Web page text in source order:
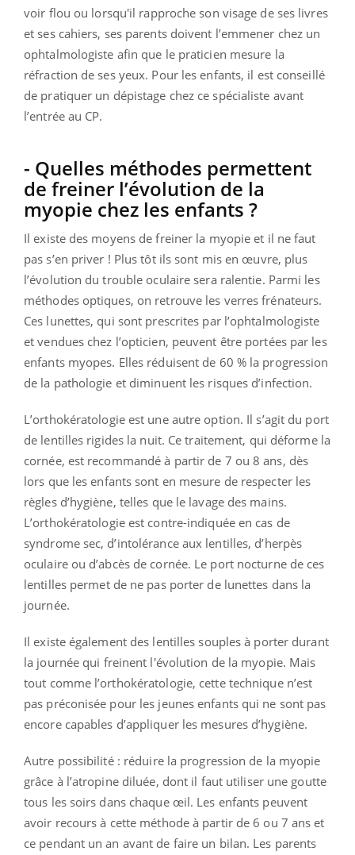
voir flou ou lorsqu'il rapproche son visage de ses livres
et ses cahiers, ses parents doivent l’emmener chez un
ophtalmologiste afin que le praticien mesure la
réfraction de ses yeux. Pour les enfants, il est conseillé
de pratiquer un dépistage chez ce spécialiste avant
l’entrée au CP.
- Quelles méthodes permettent
de freiner l’évolution de la
myopie chez les enfants ?
Il existe des moyens de freiner la myopie et il ne faut
pas s’en priver ! Plus tôt ils sont mis en œuvre, plus
l’évolution du trouble oculaire sera ralentie. Parmi les
méthodes optiques, on retrouve les verres frénateurs.
Ces lunettes, qui sont prescrites par l’ophtalmologiste
et vendues chez l’opticien, peuvent être portées par les
enfants myopes. Elles réduisent de 60 % la progression
de la pathologie et diminuent les risques d’infection.
L’orthokératologie est une autre option. Il s’agit du port
de lentilles rigides la nuit. Ce traitement, qui déforme la
cornée, est recommandé à partir de 7 ou 8 ans, dès
lors que les enfants sont en mesure de respecter les
règles d’hygiène, telles que le lavage des mains.
L’orthokératologie est contre-indiquée en cas de
syndrome sec, d’intolérance aux lentilles, d’herpès
oculaire ou d’abcès de cornée. Le port nocturne de ces
lentilles permet de ne pas porter de lunettes dans la
journée.
Il existe également des lentilles souples à porter durant
la journée qui freinent l'évolution de la myopie. Mais
tout comme l’orthokératologie, cette technique n’est
pas préconisée pour les jeunes enfants qui ne sont pas
encore capables d’appliquer les mesures d’hygiène.
Autre possibilité : réduire la progression de la myopie
grâce à l’atropine diluée, dont il faut utiliser une goutte
tous les soirs dans chaque œil. Les enfants peuvent
avoir recours à cette méthode à partir de 6 ou 7 ans et
ce pendant un an avant de faire un bilan. Les parents